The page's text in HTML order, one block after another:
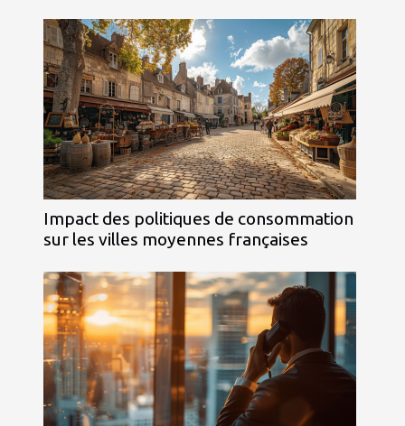
Impact des politiques de consommation
sur les villes moyennes françaises